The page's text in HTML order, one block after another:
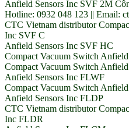
Anfield Sensors Inc SVF 2M
Hotline: 0932 048 123 || Email:
CTC Vietnam distributor
Inc SVF C
Anfield Sensors Inc SVF HC
Compact Vacuum Switch
Compact Vacuum Switch
Anfield Sensors Inc FLWF
Compact Vacuum Switch
Anfield Sensors Inc FLDP
CTC Vietnam distributor
Inc FLDR